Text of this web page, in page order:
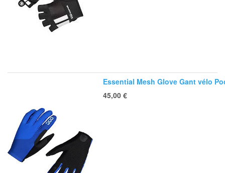
Essential Mesh Glove Gant vélo
45,00 €